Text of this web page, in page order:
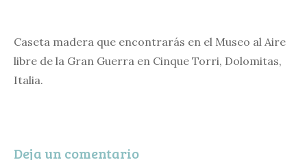
Caseta madera que encontrarás en el Museo al Aire
libre de la Gran Guerra en Cinque Torri, Dolomitas,
Italia.
Deja un comentario